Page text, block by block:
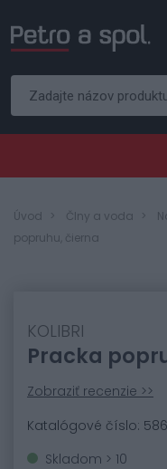
Úvod Člny a voda
popruhu, čierna
KOLIBRI
Pracka
Zobraziť recenzie >>
Katalógové číslo:
Skladom > 10